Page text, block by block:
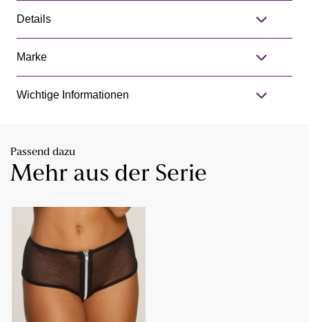
Details
Marke
Wichtige Informationen
Passend dazu
Mehr aus der Serie